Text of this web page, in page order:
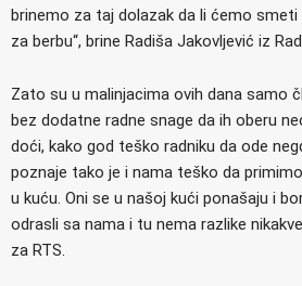
brinemo za taj dolazak da li ćemo
za berbu“, brine Radiša Jakovljević iz
Zato su u malinjacima ovih dana samo
bez dodatne radne snage da ih oberu
doći, kako god teško radniku da ode
poznaje tako je i nama teško da
u kuću. Oni se u našoj kući ponašaju i
odrasli sa nama i tu nema razlike
za RTS.